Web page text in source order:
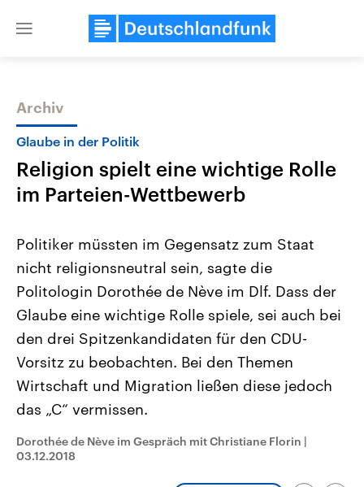
Close
Themen
Landtagswahl Sachsen-Anhalt
2026
Alle Informationen
Sachsen-Anhalt wählt am 6.
September 2026 einen neuen
Landtag. Seit 2021 wird das
Bundesland von einer Koalition aus
Umfragen, Prognosen,
Wahlprogramme, aktuelle Berichte
und Hintergründe zu den Parteien
Wahl.
USA
Aktuelle Beiträge,
Hintergründe
Wirtschaftlich und
gehören die Vereinigten
den mächtigsten Ländern
mit großem Einfluss auf
Sendungen Programm
Audio-Archiv
Archiv
Glaube in der Politik
Religion spielt eine wichtige Rolle
im Parteien-Wettbewerb
Politiker müssten im Gegensatz zum Staat
nicht religionsneutral sein, sagte die
Politologin Dorothée de Nève im Dlf. Dass der
Glaube eine wichtige Rolle spiele, sei auch bei
den drei Spitzenkandidaten für den CDU-
Vorsitz zu beobachten. Bei den Themen
Wirtschaft und Migration ließen diese jedoch
das „C“ vermissen.
Dorothée de Nève im Gespräch mit Christiane Florin |
03.12.2018